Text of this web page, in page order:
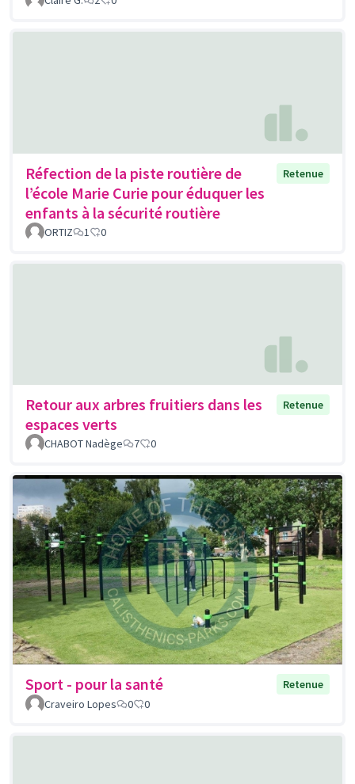
Réfection de la piste routière de
l’école Marie Curie pour éduquer les
enfants à la sécurité routière
Retenue
ORTIZ 1 0
Retour aux arbres fruitiers dans les
espaces verts
Retenue
CHABOT Nadège 7 0
Sport - pour la santé
Retenue
Craveiro Lopes
0 0